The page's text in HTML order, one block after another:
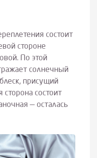
состоит
стороне
По этой
солнечный
присущий
состоит
— осталась